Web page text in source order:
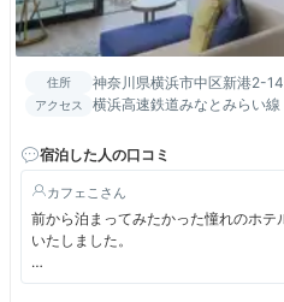
住所 神奈川県横浜市中区新港2-
アクセス
横浜高速鉄道みなとみらい
線「桜木町駅」より徒歩約
宿泊した人の口コミ
カフェこ
前から泊まってみたかった憧れのホ
いたしました。
お迎えからお見送りまで、何の文句